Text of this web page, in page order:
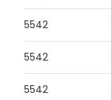
5542
5542
5542